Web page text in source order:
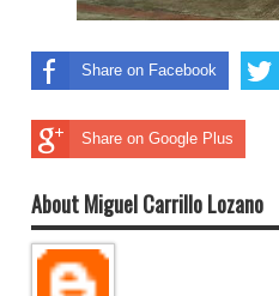
Share on Facebook
Share on Google Plus
About Miguel Carrillo Lozano